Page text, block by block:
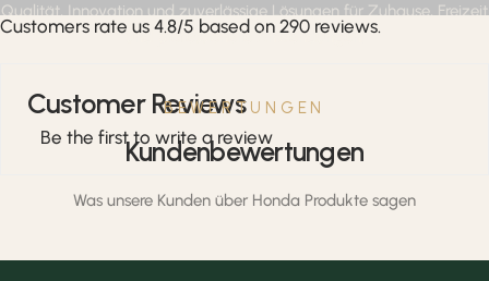
Qualität, Innovation und zuverlässige Lösungen für Zuhause, Freizeit
und professionelle Anwendungen.
BEWERTUNGEN
Kundenbewertungen
Was unsere Kunden über Honda Produkte sagen
Customers rate us 4.8/5 based on 290 reviews.
Customer Reviews
Be the first to write a review